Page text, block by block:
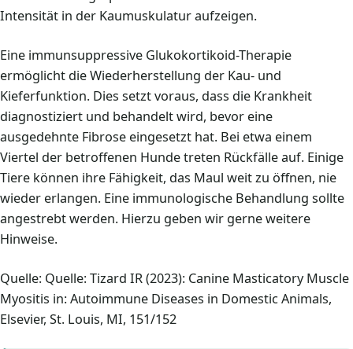
Intensität in der Kaumuskulatur aufzeigen.
Eine immunsuppressive Glukokortikoid-Therapie
ermöglicht die Wiederherstellung der Kau- und
Kieferfunktion. Dies setzt voraus, dass die Krankheit
diagnostiziert und behandelt wird, bevor eine
ausgedehnte Fibrose eingesetzt hat. Bei etwa einem
Viertel der betroffenen Hunde treten Rückfälle auf. Einige
Tiere können ihre Fähigkeit, das Maul weit zu öffnen, nie
wieder erlangen. Eine immunologische Behandlung sollte
angestrebt werden. Hierzu geben wir gerne weitere
Hinweise.
Quelle: Quelle: Tizard IR (2023): Canine Masticatory Muscle
Myositis in: Autoimmune Diseases in Domestic Animals,
Elsevier, St. Louis, MI, 151/152